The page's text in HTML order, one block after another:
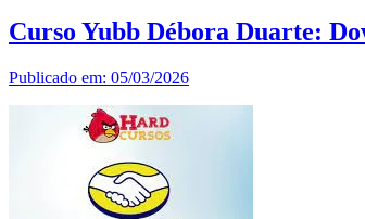
Curso Yubb Débora Duarte:
Publicado em: 05/03/2026